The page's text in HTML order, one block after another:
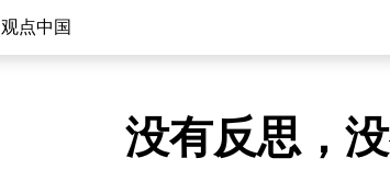
观点中国
没有反思，